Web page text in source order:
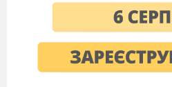
через центр кулі,
Діаметр кулі
площу перерізу
віддаленою від
У циліндрі